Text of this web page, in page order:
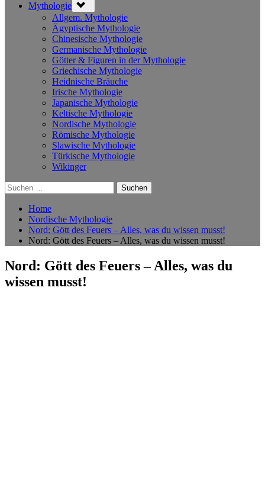
Mythologie sub-
menu
Allgem. Mythologie
Ägyptische Mythologie
Chinesische Mythologie
Germanische Mythologie
Götter & Figuren in der Mythologie
Griechische Mythologie
Heidnische Bräuche
Irische Mythologie
Japanische Mythologie
Keltische Mythologie
Nordische Mythologie
Römische Mythologie
Slawische Mythologie
Türkische Mythologie
Wikinger
Suchen
nach:
Home
Nordische Mythologie
Nord: Gött des Feuers – Alles, was du wissen musst!
Nord: Gött des Feuers – Alles, was du wissen musst!
Nord: Gött des Feuers – Alles, was du
wissen musst!